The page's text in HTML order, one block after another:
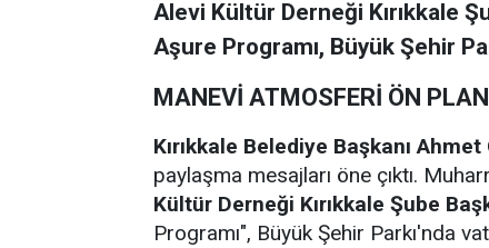
Alevi Kültür Derneği Kırıkkale
Aşure Programı, Büyük Şehir
MANEVİ ATMOSFERİ ÖN
Kırıkkale Belediye Başkanı Ahmet
paylaşma mesajları öne çıktı.
Kültür Derneği Kırıkkale Şube
Programı", Büyük Şehir Parkı'nda